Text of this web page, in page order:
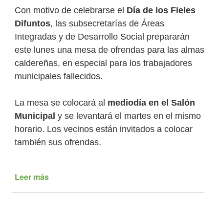
y
tradición,
homenaje
a
Héroe
Nacional”
Con motivo de celebrarse el Día de los Fieles
Difuntos, las subsecretarías de Áreas
Integradas y de Desarrollo Social prepararán
este lunes una mesa de ofrendas para las almas
caldereñas, en especial para los trabajadores
municipales fallecidos.
La mesa se colocará al mediodía en el Salón
Municipal y se levantará el martes en el mismo
horario. Los vecinos están invitados a colocar
también sus ofrendas.
Leer más